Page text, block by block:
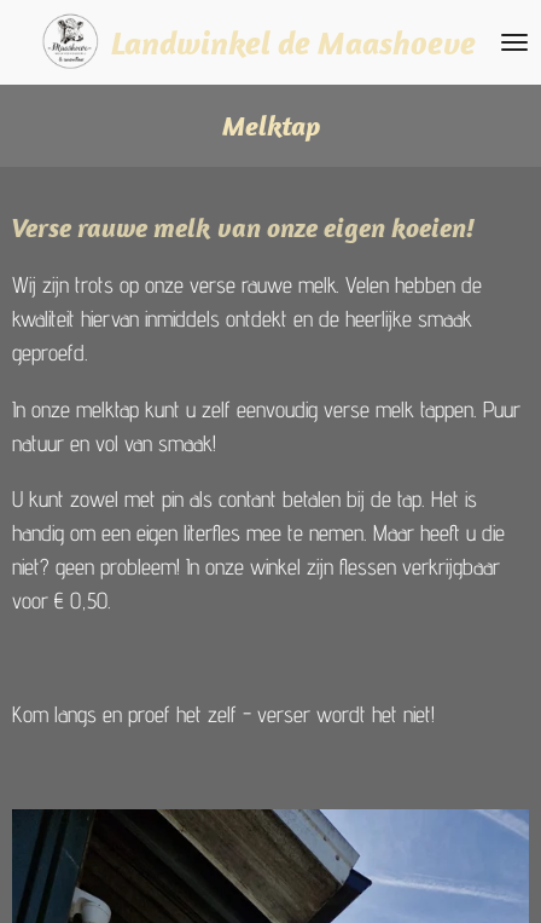
direct
Landwinkel de Maashoeve
Melktap
Verse rauwe melk van onze eigen koeien!
Wij zijn trots op onze verse rauwe melk. Velen hebben de
kwaliteit hiervan inmiddels ontdekt en de heerlijke smaak
geproefd.
In onze melktap kunt u zelf eenvoudig verse melk tappen. Puur
natuur en vol van smaak!
U kunt zowel met pin als contant betalen bij de tap. Het is
handig om een eigen literfles mee te nemen. Maar heeft u die
niet? geen probleem! In onze winkel zijn flessen verkrijgbaar
voor € 0,50.
Kom langs en proef het zelf - verser wordt het niet!